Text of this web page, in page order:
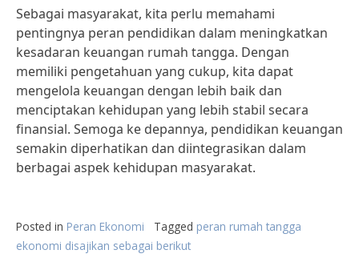
Sebagai masyarakat, kita perlu memahami
pentingnya peran pendidikan dalam meningkatkan
kesadaran keuangan rumah tangga. Dengan
memiliki pengetahuan yang cukup, kita dapat
mengelola keuangan dengan lebih baik dan
menciptakan kehidupan yang lebih stabil secara
finansial. Semoga ke depannya, pendidikan keuangan
semakin diperhatikan dan diintegrasikan dalam
berbagai aspek kehidupan masyarakat.
Posted in Peran Ekonomi Tagged peran rumah tangga
ekonomi disajikan sebagai berikut